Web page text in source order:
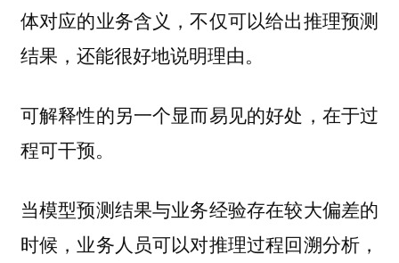
体对应的业务含义，不仅可以给出推理预测
结果，还能很好地说明理由。
可解释性的另一个显而易见的好处，在于过
程可干预。
当模型预测结果与业务经验存在较大偏差的
时候，业务人员可以对推理过程回溯分析，